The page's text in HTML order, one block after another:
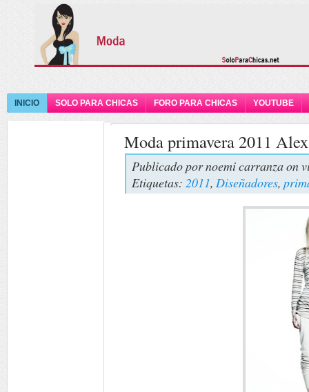
INICIO SOLO PARA CHICAS FORO PARA CHICAS YOUTUBE
Moda primavera 2011
Publicado pornoemi carranzaon
Etiquetas: 2011, Diseñadores,